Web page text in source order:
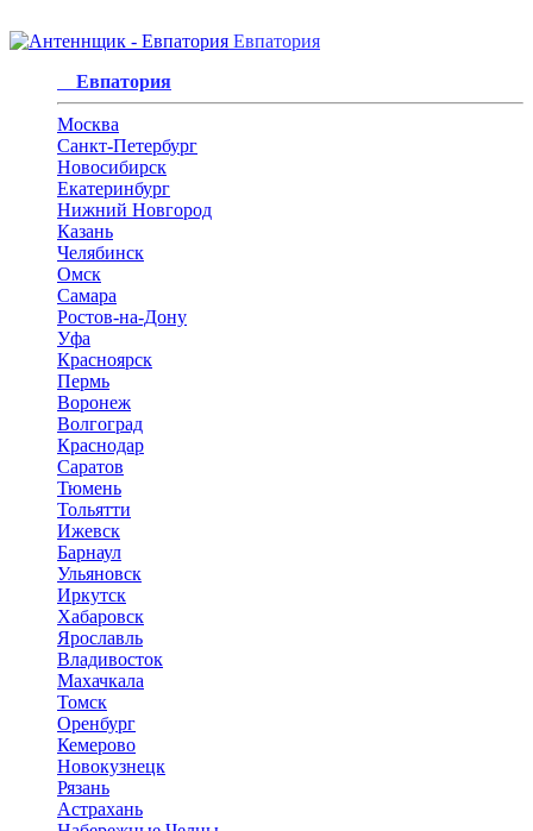
Евпатория
Евпатория
Москва
Санкт-Петербург
Новосибирск
Екатеринбург
Нижний Новгород
Казань
Челябинск
Омск
Самара
Ростов-на-Дону
Уфа
Красноярск
Пермь
Воронеж
Волгоград
Краснодар
Саратов
Тюмень
Тольятти
Ижевск
Барнаул
Ульяновск
Иркутск
Хабаровск
Ярославль
Владивосток
Махачкала
Томск
Оренбург
Кемерово
Новокузнецк
Рязань
Астрахань